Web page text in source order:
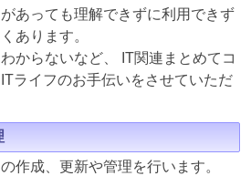
あっても理解できずに利用できず
あります。
からないなど、 IT関連まとめてコ
ライフのお手伝いをさせていただ
作成、更新や管理を行います。